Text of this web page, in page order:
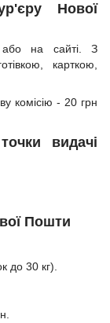
Нової
або на сайті. З
карткою,
комісію - 20 грн
видачі
Пошти
до 30 кг).